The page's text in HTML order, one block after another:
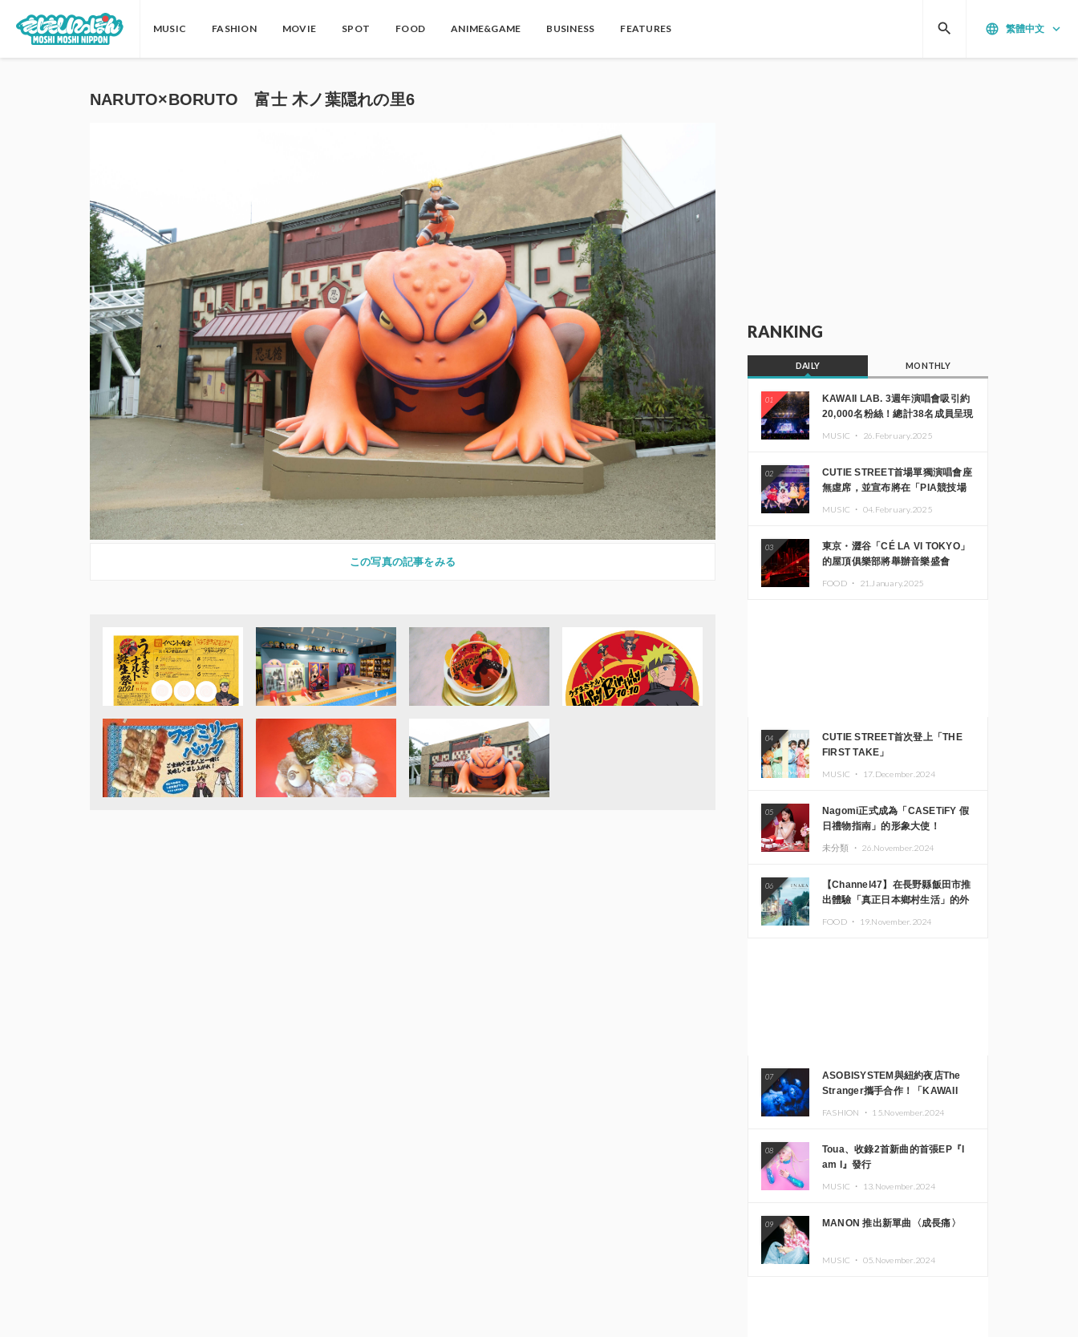
MUSIC FASHION MOVIE SPOT FOOD ANIME&GAME BUSINESS FEATURES language 繁體中文 keyboard_arrow_down
search
NARUTO×BORUTO 富士 木ノ葉隠れの里6
この写真の記事をみる
RANKING
DAILY MONTHLY
01
KAWAII LAB. 3週年演唱會吸引約
20,000名粉絲！總計38名成員呈現
MUSIC ・ 26.February.2025
02
CUTIE STREET首場單獨演唱會座
無虛席，並宣布將在「PIA競技場
MUSIC ・ 04.February.2025
03
東京・澀谷「CÉ LA VI TOKYO」
的屋頂俱樂部將舉辦音樂盛會
FOOD ・ 21.January.2025
04
CUTIE STREET首次登上「THE
FIRST TAKE」
MUSIC ・ 17.December.2024
05
Nagomi正式成為「CASETiFY 假
日禮物指南」的形象大使！
未分類 ・ 26.November.2024
06
【Channel47】在長野縣飯田市推
出體驗「真正日本鄉村生活」的外
FOOD ・ 19.November.2024
07
ASOBISYSTEM與紐約夜店The
Stranger攜手合作！「KAWAII
FASHION ・ 15.November.2024
08
Toua、收錄2首新曲的首張EP『I
am I』發行
MUSIC ・ 13.November.2024
09 MANON 推出新單曲〈成長痛〉
MUSIC ・ 05.November.2024